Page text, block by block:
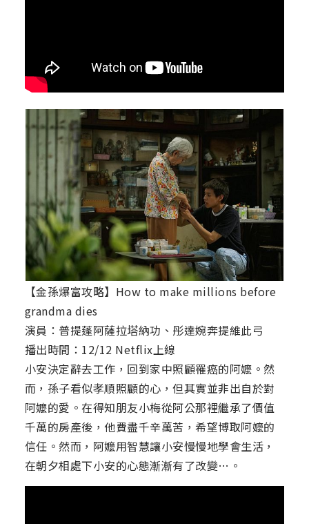
【金孫爆富攻略】How to make millions before
grandma dies
演員：普提蓬阿薩拉塔納功、彤達婉奔提維此弓
播出時間：12/12 Netflix上線
小安決定辭去工作，回到家中照顧罹癌的阿嬤。然
而，孫子看似孝順照顧的心，但其實並非出自於對
阿嬤的愛。在得知朋友小梅從阿公那裡繼承了價值
千萬的房產後，他費盡千辛萬苦，希望博取阿嬤的
信任。然而，阿嬤用智慧讓小安慢慢地學會生活，
在朝夕相處下小安的心態漸漸有了改變…。